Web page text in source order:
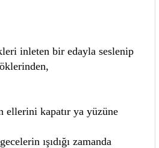
inleten bir edayla seslenip
ellerini kapatır ya yüzüne
ışıdığı zamanda